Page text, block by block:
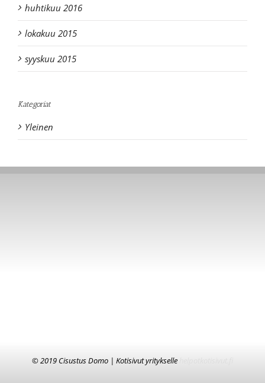
huhtikuu 2016
lokakuu 2015
syyskuu 2015
Kategoriat
Yleinen
© 2019 Cisustus Domo | Kotisivut yritykselle